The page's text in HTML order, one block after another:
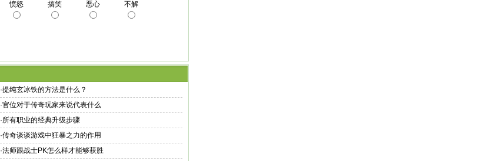
愤怒 搞笑 恶心 不解
·提纯玄冰铁的方法是什么？
·官位对于传奇玩家来说代表什么
·所有职业的经典升级步骤
·传奇谈谈游戏中狂暴之力的作用
·法师跟战士PK怎么样才能够获胜